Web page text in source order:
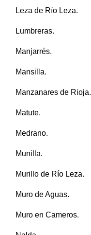
Leza de Río Leza.
Lumbreras.
Manjarrés.
Mansilla.
Manzanares de Rioja.
Matute.
Medrano.
Munilla.
Murillo de Río Leza.
Muro de Aguas.
Muro en Cameros.